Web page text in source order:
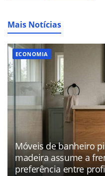
Mais Notícias
ECONOMIA
Móveis de banheiro
madeira assume a
preferência entre